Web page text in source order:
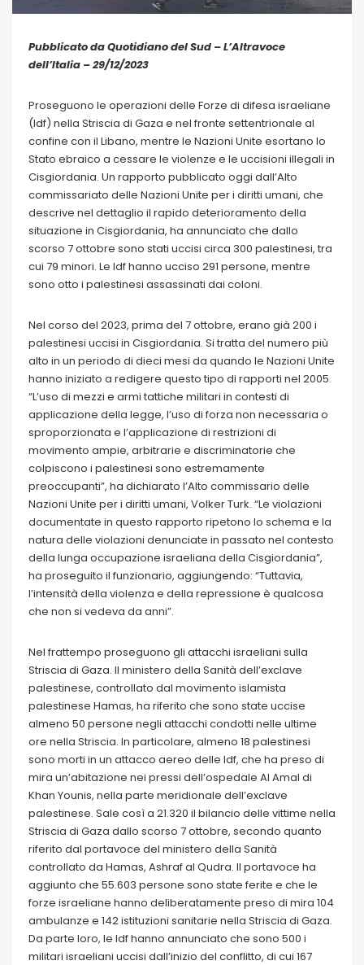
Pubblicato da Quotidiano del Sud – L’Altravoce
dell’Italia – 29/12/2023
Proseguono le operazioni delle Forze di difesa israeliane
(Idf) nella Striscia di Gaza e nel fronte settentrionale al
confine con il Libano, mentre le Nazioni Unite esortano lo
Stato ebraico a cessare le violenze e le uccisioni illegali in
Cisgiordania. Un rapporto pubblicato oggi dall’Alto
commissariato delle Nazioni Unite per i diritti umani, che
descrive nel dettaglio il rapido deterioramento della
situazione in Cisgiordania, ha annunciato che dallo
scorso 7 ottobre sono stati uccisi circa 300 palestinesi, tra
cui 79 minori. Le Idf hanno ucciso 291 persone, mentre
sono otto i palestinesi assassinati dai coloni.
Nel corso del 2023, prima del 7 ottobre, erano già 200 i
palestinesi uccisi in Cisgiordania. Si tratta del numero più
alto in un periodo di dieci mesi da quando le Nazioni Unite
hanno iniziato a redigere questo tipo di rapporti nel 2005.
“L’uso di mezzi e armi tattiche militari in contesti di
applicazione della legge, l’uso di forza non necessaria o
sproporzionata e l’applicazione di restrizioni di
movimento ampie, arbitrarie e discriminatorie che
colpiscono i palestinesi sono estremamente
preoccupanti”, ha dichiarato l’Alto commissario delle
Nazioni Unite per i diritti umani, Volker Turk. “Le violazioni
documentate in questo rapporto ripetono lo schema e la
natura delle violazioni denunciate in passato nel contesto
della lunga occupazione israeliana della Cisgiordania”,
ha proseguito il funzionario, aggiungendo: “Tuttavia,
l’intensità della violenza e della repressione è qualcosa
che non si vedeva da anni”.
Nel frattempo proseguono gli attacchi israeliani sulla
Striscia di Gaza. Il ministero della Sanità dell’exclave
palestinese, controllato dal movimento islamista
palestinese Hamas, ha riferito che sono state uccise
almeno 50 persone negli attacchi condotti nelle ultime
ore nella Striscia. In particolare, almeno 18 palestinesi
sono morti in un attacco aereo delle Idf, che ha preso di
mira un’abitazione nei pressi dell’ospedale Al Amal di
Khan Younis, nella parte meridionale dell’exclave
palestinese. Sale così a 21.320 il bilancio delle vittime nella
Striscia di Gaza dallo scorso 7 ottobre, secondo quanto
riferito dal portavoce del ministero della Sanità
controllato da Hamas, Ashraf al Qudra. Il portavoce ha
aggiunto che 55.603 persone sono state ferite e che le
forze israeliane hanno deliberatamente preso di mira 104
ambulanze e 142 istituzioni sanitarie nella Striscia di Gaza.
Da parte loro, le Idf hanno annunciato che sono 500 i
militari israeliani uccisi dall’inizio del conflitto, di cui 167